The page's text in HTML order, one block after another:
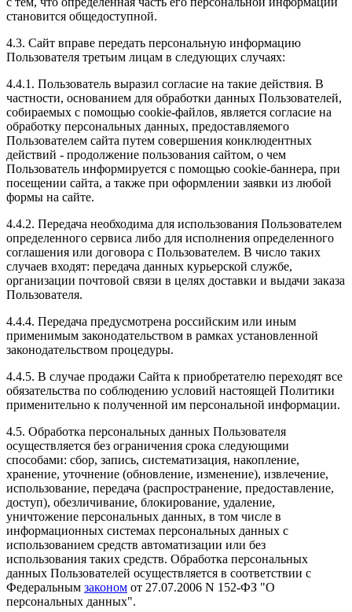
становится общедоступной.
4.3. Сайт вправе передать персональную информацию
Пользователя третьим лицам в следующих случаях:
4.4.1. Пользователь выразил согласие на такие действия. В
частности, основанием для обработки данных Пользователей,
собираемых с помощью cookie-файлов, является согласие на
обработку персональных данных, предоставляемого
Пользователем сайта путем совершения конклюдентных
действий - продолжение пользования сайтом, о чем
Пользователь информируется с помощью cookie-баннера, при
посещении сайта, а также при оформлении заявки из любой
формы на сайте.
4.4.2. Передача необходима для использования Пользователем
определенного сервиса либо для исполнения определенного
соглашения или договора с Пользователем. В число таких
случаев входят: передача данных курьерской службе,
организации почтовой связи в целях доставки и выдачи заказа
Пользователя.
4.4.4. Передача предусмотрена российским или иным
применимым законодательством в рамках установленной
законодательством процедуры.
4.4.5. В случае продажи Сайта к приобретателю переходят все
обязательства по соблюдению условий настоящей Политики
применительно к полученной им персональной информации.
4.5. Обработка персональных данных Пользователя
осуществляется без ограничения срока следующими
способами: сбор, запись, систематизация, накопление,
хранение, уточнение (обновление, изменение), извлечение,
использование, передача (распространение, предоставление,
доступ), обезличивание, блокирование, удаление,
уничтожение персональных данных, в том числе в
информационных системах персональных данных с
использованием средств автоматизации или без
использования таких средств. Обработка персональных
данных Пользователей осуществляется в соответствии с
Федеральным законом от 27.07.2006 N 152-ФЗ "О
персональных данных".